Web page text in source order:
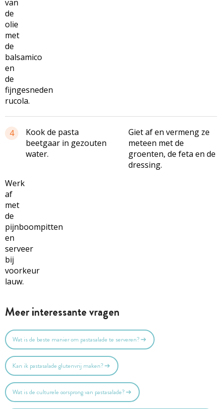
van
de
olie
met
de
balsamico
en
de
fijngesneden
rucola.
4
Kook de pasta
beetgaar in gezouten
water.
Giet af en vermeng ze
meteen met de
groenten, de feta en de
dressing.
Werk
af
met
de
pijnboompitten
en
serveer
bij
voorkeur
lauw.
Meer interessante vragen
Wat is de beste manier om pastasalade te serveren?
Kan ik pastasalade glutenvrij maken?
Wat is de culturele oorsprong van pastasalade?